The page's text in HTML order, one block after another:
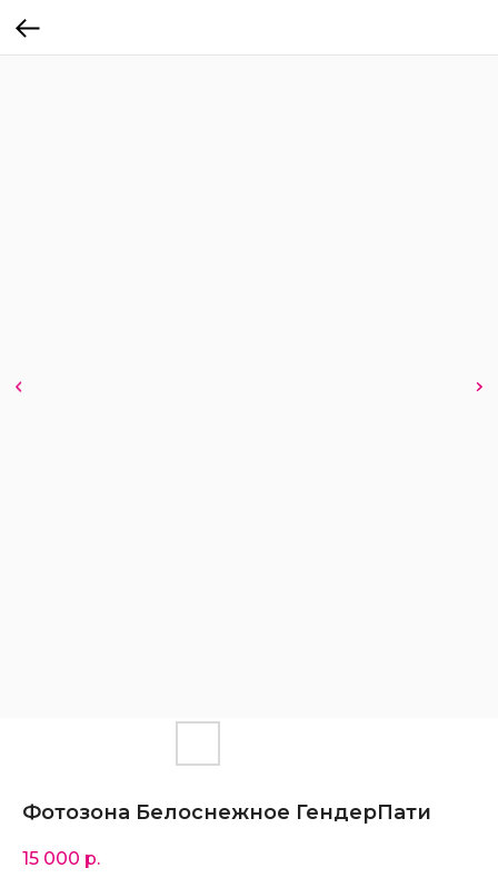
Фотозона Белоснежное ГендерПати
15 000 р.